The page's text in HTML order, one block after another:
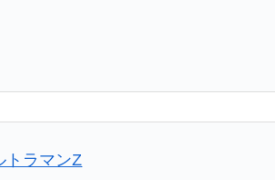
トラマンZ